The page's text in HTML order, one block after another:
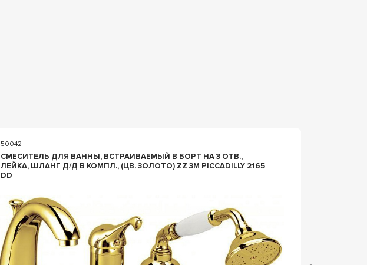
50042
СМЕСИТЕЛЬ ДЛЯ ВАННЫ, ВСТРАИВАЕМЫЙ В БОРТ НА 3 ОТВ.,
ЛЕЙКА, ШЛАНГ Д/Д В КОМПЛ., (ЦВ. ЗОЛОТО) ZZ 3M PICCADILLY 2165
DD